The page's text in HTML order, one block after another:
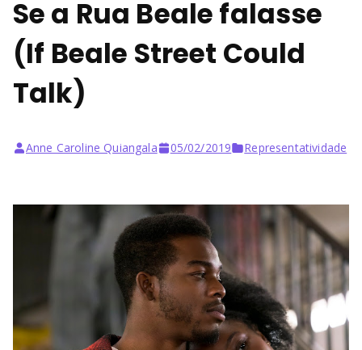
Se a Rua Beale falasse
(If Beale Street Could
Talk)
Anne Caroline Quiangala 05/02/2019 Representatividade